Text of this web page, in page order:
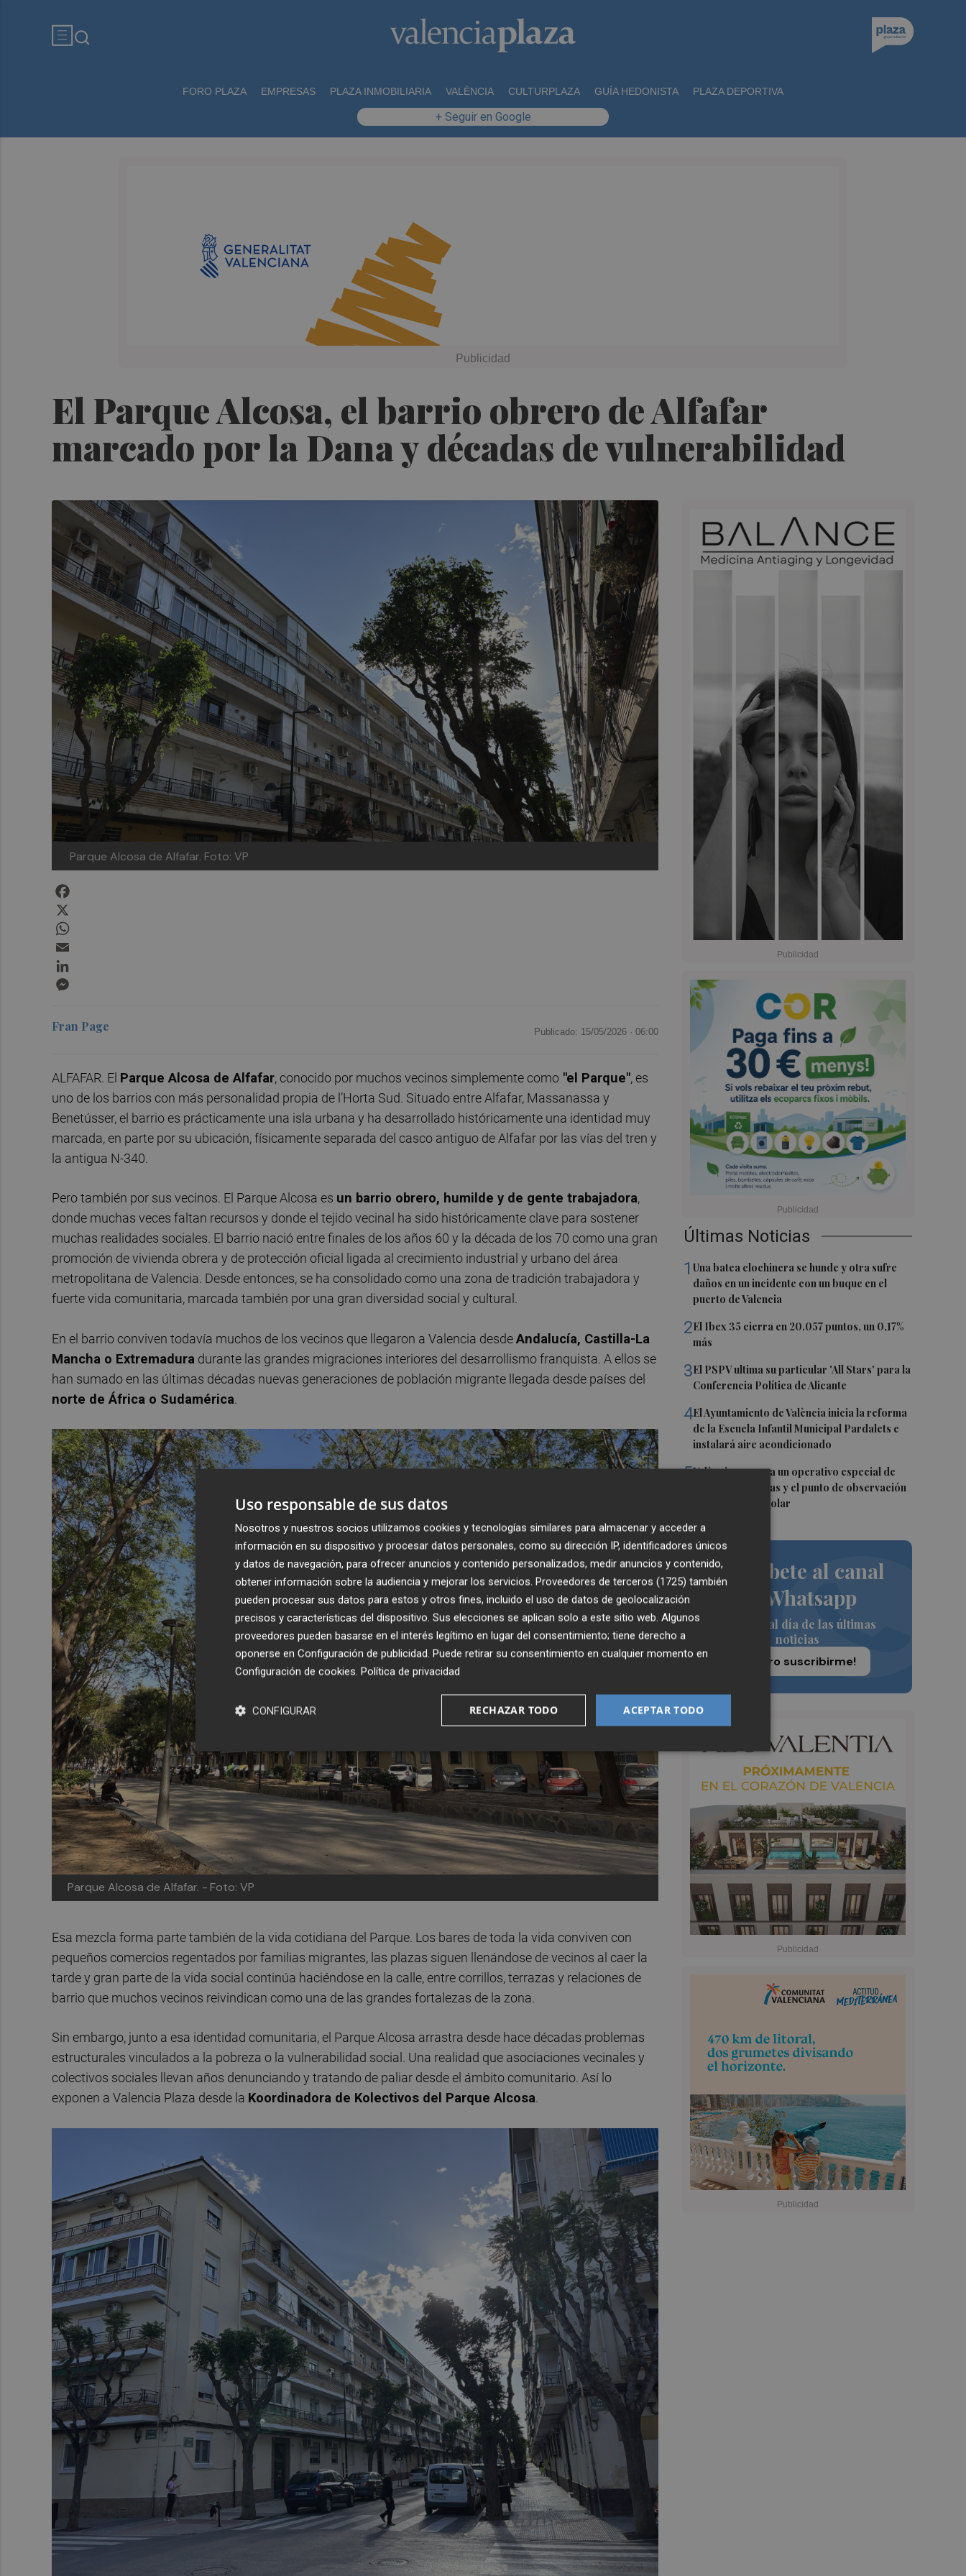
FORO PLAZA EMPRESAS PLAZA INMOBILIARIA VALÈNCIA CULTURPLAZA GUÍA HEDONISTA PLAZA DEPORTIVA
+ Seguir en Google
El Parque Alcosa, el barrio obrero de Alfafar
marcado por la Dana y décadas de vulnerabilidad
Parque Alcosa de Alfafar. Foto: VP
Últimas Noticias
1Una batea clochinera se hunde y otra sufre
daños en un incidente con un buque en el
puerto de Valencia
2El Ibex 35 cierra en 20.057 puntos, un 0,17%
más
3El PSPV ultima su particular 'All Stars' para la
Conferencia Política de Alicante
4El Ayuntamiento de València inicia la reforma
de la Escuela Infantil Municipal Pardalets e
instalará aire acondicionado
5València prepara un operativo especial de
limpieza en playas y el punto de observación
para el eclipse solar
Suscríbete al canal
de Whatsapp
Siempre al día de las últimas
noticias
¡Quiero suscribirme!
Fran Page Publicado: 15/05/2026 · 06:00
ALFAFAR. El Parque Alcosa de Alfafar, conocido por muchos vecinos simplemente como "el Parque", es
uno de los barrios con más personalidad propia de l’Horta Sud. Situado entre Alfafar, Massanassa y
Benetússer, el barrio es prácticamente una isla urbana y ha desarrollado históricamente una identidad muy
marcada, en parte por su ubicación, físicamente separada del casco antiguo de Alfafar por las vías del tren y
la antigua N-340.
Pero también por sus vecinos. El Parque Alcosa es un barrio obrero, humilde y de gente trabajadora,
donde muchas veces faltan recursos y donde el tejido vecinal ha sido históricamente clave para sostener
muchas realidades sociales. El barrio nació entre finales de los años 60 y la década de los 70 como una gran
promoción de vivienda obrera y de protección oficial ligada al crecimiento industrial y urbano del área
metropolitana de Valencia. Desde entonces, se ha consolidado como una zona de tradición trabajadora y
fuerte vida comunitaria, marcada también por una gran diversidad social y cultural.
En el barrio conviven todavía muchos de los vecinos que llegaron a Valencia desdeAndalucía, Castilla-La
Mancha o Extremadura durante las grandes migraciones interiores del desarrollismo franquista. A ellos se
han sumado en las últimas décadas nuevas generaciones de población migrante llegada desde países del
norte de África o Sudamérica.
Parque Alcosa de Alfafar. -Foto: VP
Esa mezcla forma parte también de la vida cotidiana del Parque. Los bares de toda la vida conviven con
pequeños comercios regentados por familias migrantes, las plazas siguen llenándose de vecinos al caer la
tarde y gran parte de la vida social continúa haciéndose en la calle, entre corrillos, terrazas y relaciones de
barrio que muchos vecinos reivindican como una de las grandes fortalezas de la zona.
Sin embargo, junto a esa identidad comunitaria, el Parque Alcosa arrastra desde hace décadas problemas
estructurales vinculados a la pobreza o la vulnerabilidad social. Una realidad que asociaciones vecinales y
colectivos sociales llevan años denunciando y tratando de paliar desde el ámbito comunitario. Así lo
exponen a Valencia Plaza desde la Koordinadora de Kolectivos del Parque Alcosa.
Uso responsable de sus datos
Nosotros y nuestros socios utilizamos cookies y tecnologías similares para almacenar y acceder a
información en su dispositivo y procesar datos personales, como su dirección IP, identificadores únicos
y datos de navegación, para ofrecer anuncios y contenido personalizados, medir anuncios y contenido,
obtener información sobre la audiencia y mejorar los servicios. Proveedores de terceros (1725) también
pueden procesar sus datos para estos y otros fines, incluido el uso de datos de geolocalización
precisos y características del dispositivo. Sus elecciones se aplican solo a este sitio web. Algunos
proveedores pueden basarse en el interés legítimo en lugar del consentimiento; tiene derecho a
oponerse en Configuración de publicidad. Puede retirar su consentimiento en cualquier momento en
Configuración de cookies. Política de privacidad
ACEPTAR TODO
RECHAZAR TODO
CONFIGURAR